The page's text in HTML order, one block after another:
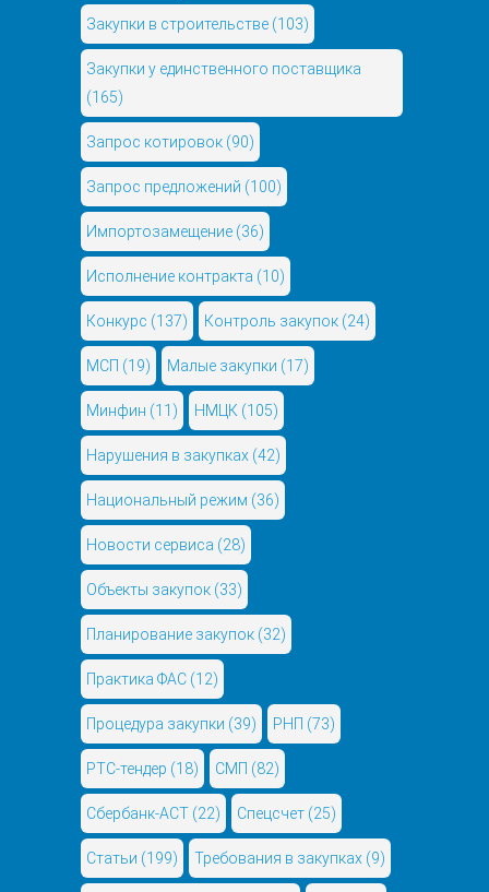
Закупки в строительстве (103)
Закупки у единственного поставщика
(165)
Запрос котировок (90)
Запрос предложений (100)
Импортозамещение (36)
Исполнение контракта (10)
Конкурс (137) Контроль закупок (24)
МСП (19) Малые закупки (17)
Минфин (11) НМЦК (105)
Нарушения в закупках (42)
Национальный режим (36)
Новости сервиса (28)
Объекты закупок (33)
Планирование закупок (32)
Практика ФАС (12)
Процедура закупки (39) РНП (73)
РТС-тендер (18) СМП (82)
Сбербанк-АСТ (22) Спецсчет (25)
Статьи (199) Требования в закупках (9)